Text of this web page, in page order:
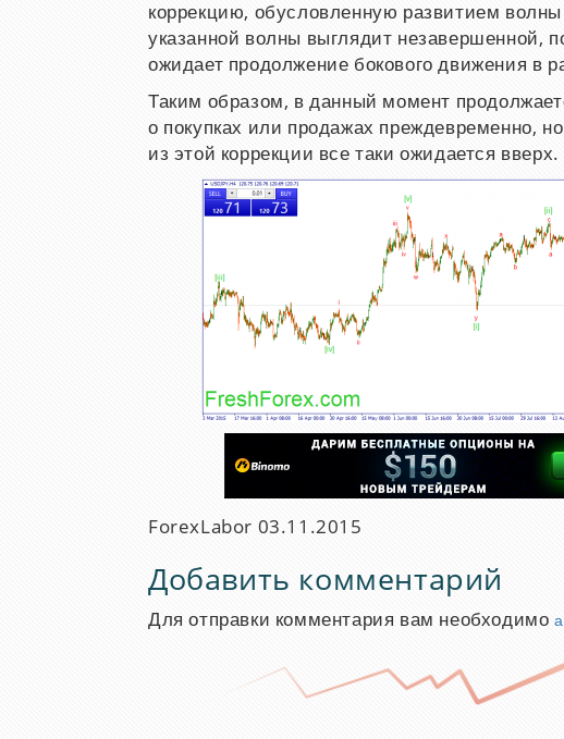
коррекцию, обусловленную развитием
указанной волны выглядит незавершенной,
ожидает продолжение бокового движения в
Таким образом, в данный момент
о покупках или продажах преждевременно,
из этой коррекции все таки ожидается вверх.
ForexLabor 03.11.2015
Добавить комментарий
Для отправки комментария вам необходимо